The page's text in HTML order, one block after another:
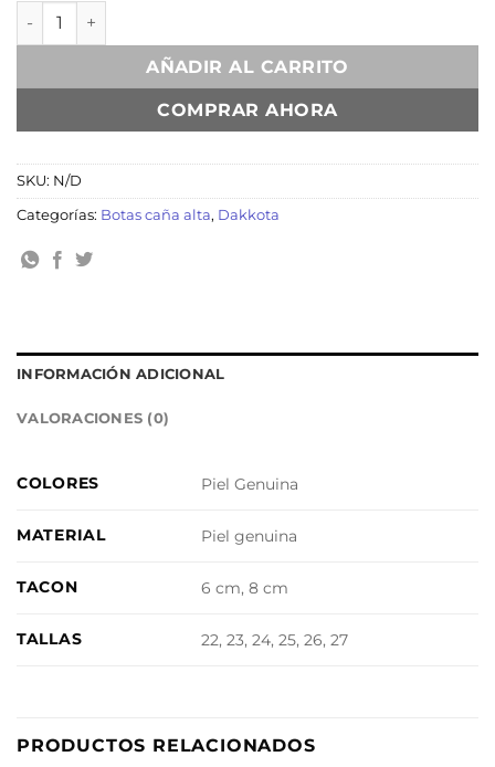
Aitana Piel Genuina de Importación Brasil en Tricolor
AÑADIR AL CARRITO
COMPRAR AHORA
SKU: N/D
Categorías: Botas caña alta, Dakkota
INFORMACIÓN ADICIONAL
VALORACIONES (0)
COLORES Piel Genuina
MATERIAL Piel genuina
TACON 6 cm, 8 cm
TALLAS 22, 23, 24, 25, 26, 27
PRODUCTOS RELACIONADOS